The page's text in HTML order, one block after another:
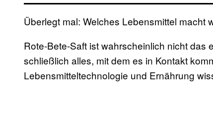
Überlegt mal: Welches Lebensmittel
Rote-Bete-Saft ist wahrscheinlich nicht das
schließlich alles, mit dem es in Kontakt
Lebensmitteltechnologie und Ernährung